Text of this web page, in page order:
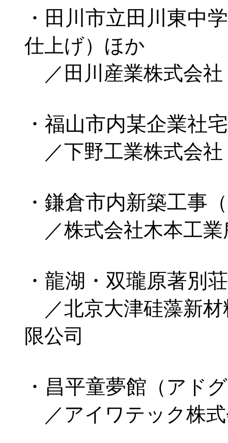
・田川市立田川東中
仕上げ）ほか
／田川産業株式会社
・福山市内某企業社宅
／下野工業株式会社
・鎌倉市内新築工事
／株式会社木本工業
・龍湖・双瓏原著別荘
／北京大津硅藻新
限公司
・昌平童夢館 （アド
／アイワテック株